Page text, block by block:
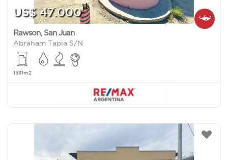
US$ 47.000
Rawson, San Juan
Abraham Tapia S/N
1531m2